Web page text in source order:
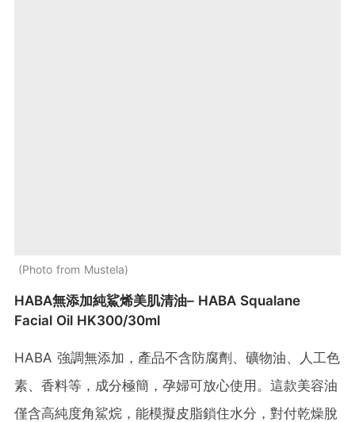
Photo from Mustela
HABA無添加純鯊烯美肌清油– HABA Squalane
Facial Oil HK300/30ml
HABA 強調無添加，產品不含防腐劑、礦物油、人工色
素、香料等，成分極簡，孕婦可放心使用。這款美容油
僅含高純度角鯊烷，能模擬皮脂鎖住水分，對付乾燥脫